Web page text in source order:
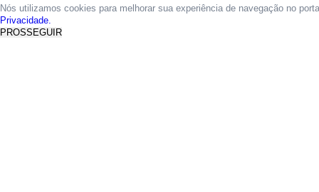
Nós utilizamos cookies para melhorar sua experiência de navegação no
Privacidade.
PROSSEGUIR